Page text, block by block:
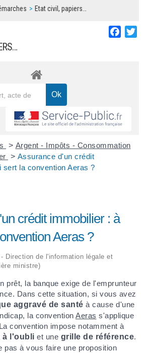
Etat civil, papiers…
> Argent - Impôts - Consommation
> Assurance d'un crédit
sert la convention Aeras ?
crédit immobilier : à
Aeras ?
Direction de l'information légale et
ministre)
prêt, la banque exige de l'emprunteur
Dans cette situation, si vous avez
aggravé de santé à cause d'une
la convention Aeras s'applique
convention impose notamment à
à l'oubli et une grille de référence.
pas à vous faire une proposition
PUBLICITÉ
DE SUBVENTION
DE MATERIEL
MANIFESTATION